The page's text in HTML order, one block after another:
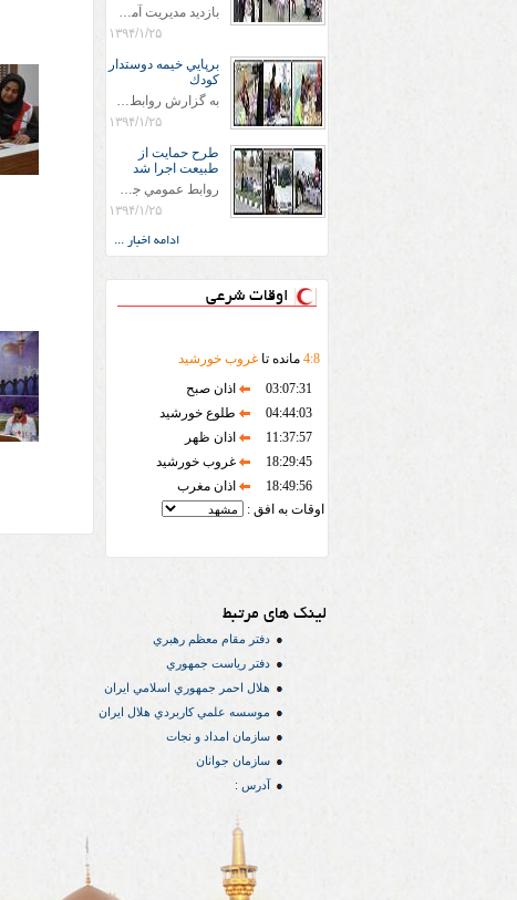
بازديد مديريت آموزش و پروش جناب اقاي احمدي به همراه اعضاي ستاد اسكان آموزش و پروش شهرستان سرخس در ساعت 11:30 در مورخه 11/1/1394 صورت گرفت و مسئولین با حضور در پست مسافرين نوروزی كه جمعیت هلال احمر شهرستان از نزدیک در جریان روند اجرای طرح های قرار گرفتند .
۱۳۹۴/۱/۲۵
برپايي خيمه دوستدار
كودك
به گزارش روابط عمومي جمعيت هلال احمر شهرستان سرخس علاوه بر اجرای خدمات امدادی، راهنمایی های گردشگری و موقعیت های جغرافیایی و برپایی چادرهای سلامت به منظور سنجش رایگان فشار و قندخون مسافران، ، خيمه هايي.با عنوان دوستدار کودک تجهیزشده که دراین فضا کودکان مراجعه کننده از طریق نقاشی و سایر هنرهای تجسمی با مفاهیم جمعیت هلال احمر و اصول هفتگانه آن آشنا می شوند. به دليل حضور چشم گير كودكان و خانواده ها سعی شده در قالب های متناسب با سنین کودکان مراجعه کنند
۱۳۹۴/۱/۲۵
طرح حمايت از
طبيعت اجرا شد
روابط عمومي جمعيت هلال احمر سرخس جمعيت هلال احمر سرخس در روز طبيعت جوانان جمعيت هلال احمر سرخس در راستاي حفاظت و حمايت از محيط زيست با انگيزه داشتن طبيعت زيبا و بدون زباله و جهت فرهنگ سازي طرح حمايت از طبيعت را اجرا نمودند. اين طرح با رويكرد حمايتي و اموزشي در خصوص اشتي باطبيعت اجرا شد و در اين طرح 700 عدد كيسه زباله وبروشور در خروجي هاي شهر بين همشهريان و مسافرين نوروزي توزيع گرديد و در راه بازگشت كيسه هاي زباله توسط همشهريان به مامورين محترم شهرداري مستقر در ورودي شهر
۱۳۹۴/۱/۲۵
ادامه اخبار ...
اوقات شرعی
4:8 مانده تاغروب خورشید
03:07:31
اذان صبح
04:44:03
طلوع خورشید
11:37:57
اذان ظهر
18:29:45
غروب خورشید
18:49:56
اذان مغرب
اوقات به افق :
لینک های مرتبط
دفتر مقام معظم رهبري
دفتر رياست جمهوري
هلال احمر جمهوري اسلامي ايران
موسسه علمي كاربردي هلال ایران
سازمان امداد و نجات
سازمان جوانان
آدرس :